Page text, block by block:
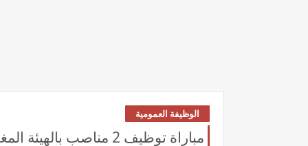
الوظيفة العمومية